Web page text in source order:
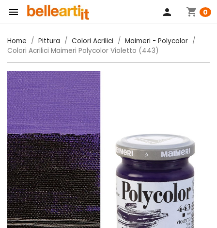
 shopping_cart 0
person
Home Pittura Colori Acrilici
Maimeri - Polycolor
Colori Acrilici Maimeri Polycolor Violetto (443)